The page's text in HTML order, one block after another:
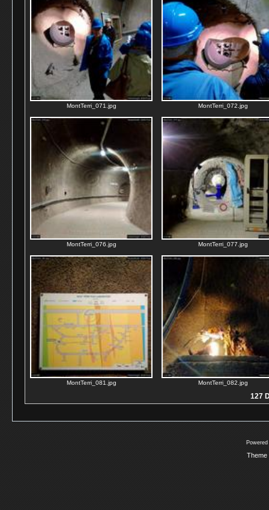
MontTerri_071.jpg MontTerri_072.jpg
MontTerri_076.jpg MontTerri_077.jpg
MontTerri_081.jpg MontTerri_082.jpg
127
Theme